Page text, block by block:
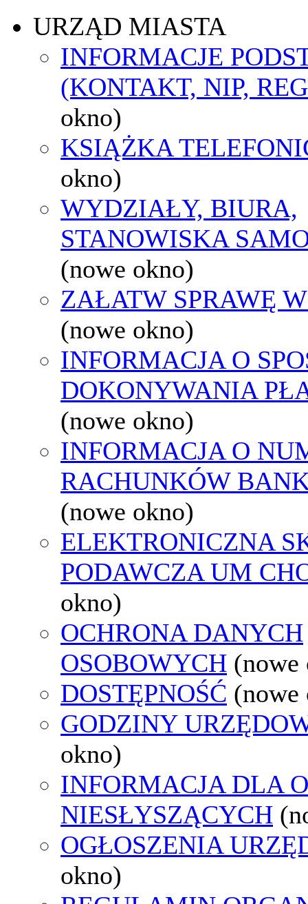
URZĄD MIASTA
INFORMACJE
(KONTAKT, NIP,
okno)
KSIĄŻKA
okno)
WYDZIAŁY, BIURA,
STANOWISKA
(nowe okno)
ZAŁATW SPRAWĘ
(nowe okno)
INFORMACJA O
DOKONYWANIA
(nowe okno)
INFORMACJA O
RACHUNKÓW
(nowe okno)
ELEKTRONICZNA
PODAWCZA UM
okno)
OCHRONA DANYCH
OSOBOWYCH (nowe
DOSTĘPNOŚĆ (nowe
GODZINY
okno)
INFORMACJA DLA
NIESŁYSZĄCYCH
OGŁOSZENIA
okno)